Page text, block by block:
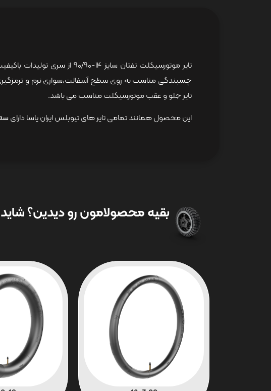
تایر جلو و عقب موتورسیکلت مناسب می باشد.
این محصول همانند تمامی تایر های تیوبلس ایران یاسا دارای
بقیه محصولامون رو دیدین؟